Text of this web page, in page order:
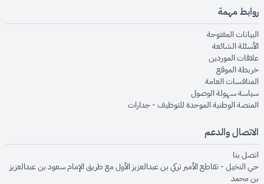
روابط مهمة
البيانات المفتوحةopens in new window
الأسئلة الشائعةopens in new window
علاقات الموردينopens in new window
خريطة الموقعopens in new window
المنافسات العامةopens in new window
سياسة سهولة الوصولopens in new window
المنصة الوطنية الموحدة للتوظيف - جداراتopens in new window
الاتصال والدعم
اتصل بنا
حي النخيل - تقاطع الأمير تركي بن عبدالعزيز الأول مع طريق الإمام سعود بن عبدالعزيز
بن محمد